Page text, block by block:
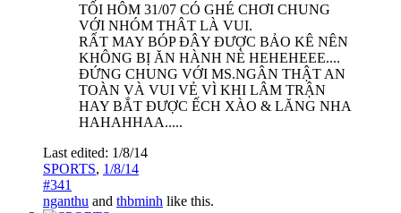
TỐI HÔM 31/07 CÓ GHÉ CHƠI CHUNG
VỚI NHÓM THÂT LÀ VUI.
RẤT MAY BÓP ĐÂY ĐƯỢC BẢO KÊ NÊN
KHÔNG BỊ ĂN HÀNH NÈ HEHEHEEE....
ĐỨNG CHUNG VỚI MS.NGÂN THẬT AN
TOÀN VÀ VUI VẺ VÌ KHI LÂM TRẬN
HAY BẮT ĐƯỢC ẾCH XÀO & LĂNG NHA
HAHAHHAA.....
Last edited: 1/8/14
SPORTS, 1/8/14
#341
nganthu and thbminh like this.